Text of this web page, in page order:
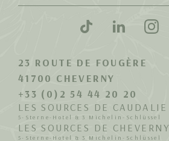
23 ROUTE DE FOUGÈRE
41700 CHEVERNY
+33 (0)2 54 44 20 20
LES SOURCES DE CAUDALIE
5-Sterne-Hotel & 3 Michelin-Schlüssel
LES SOURCES DE CHEVERNY
5-Sterne-Hotel & 3 Michelin-Schlüssel